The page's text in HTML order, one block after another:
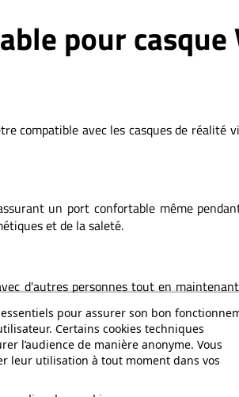
pour assurer son bon
Certains cookies techniques
l’audience de manière anonyme. Vous
leur utilisation à tout moment dans vos
pour casque
compatible avec les casques de
un port confortable même
et de la saleté.
d'autres personnes tout en
immersive en réalité virtuelle.
questions ? Contactez-nous